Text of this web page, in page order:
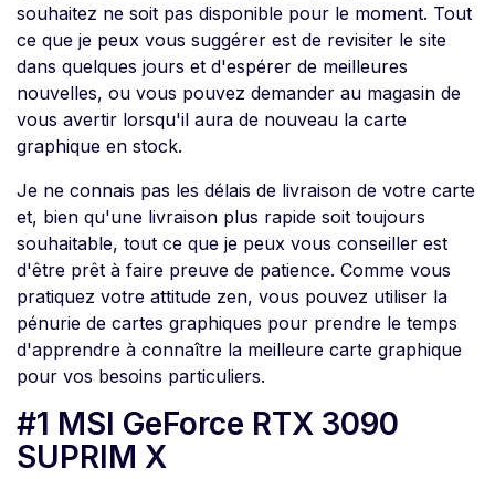
souhaitez ne soit pas disponible pour le moment. Tout
ce que je peux vous suggérer est de revisiter le site
dans quelques jours et d'espérer de meilleures
nouvelles, ou vous pouvez demander au magasin de
vous avertir lorsqu'il aura de nouveau la carte
graphique en stock.
Je ne connais pas les délais de livraison de votre carte
et, bien qu'une livraison plus rapide soit toujours
souhaitable, tout ce que je peux vous conseiller est
d'être prêt à faire preuve de patience. Comme vous
pratiquez votre attitude zen, vous pouvez utiliser la
pénurie de cartes graphiques pour prendre le temps
d'apprendre à connaître la meilleure carte graphique
pour vos besoins particuliers.
#1 MSI GeForce RTX 3090
SUPRIM X